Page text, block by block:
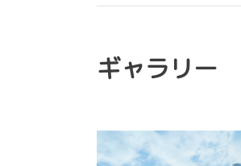
ギャラリー